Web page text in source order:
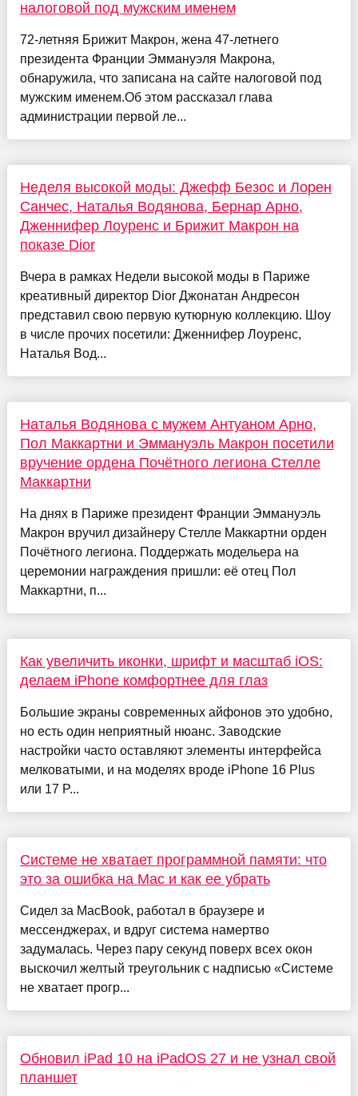
налоговой под мужским именем
72-летняя Брижит Макрон, жена 47-летнего
президента Франции Эммануэля Макрона,
обнаружила, что записана на сайте налоговой под
мужским именем.Об этом рассказал глава
администрации первой ле...
Неделя высокой моды: Джефф Безос и Лорен
Санчес, Наталья Водянова, Бернар Арно,
Дженнифер Лоуренс и Брижит Макрон на
показе Dior
Вчера в рамках Недели высокой моды в Париже
креативный директор Dior Джонатан Андресон
представил свою первую кутюрную коллекцию. Шоу
в числе прочих посетили: Дженнифер Лоуренс,
Наталья Вод...
Наталья Водянова с мужем Антуаном Арно,
Пол Маккартни и Эммануэль Макрон посетили
вручение ордена Почётного легиона Стелле
Маккартни
На днях в Париже президент Франции Эммануэль
Макрон вручил дизайнеру Стелле Маккартни орден
Почётного легиона. Поддержать модельера на
церемонии награждения пришли: её отец Пол
Маккартни, п...
Как увеличить иконки, шрифт и масштаб iOS:
делаем iPhone комфортнее для глаз
Большие экраны современных айфонов это удобно,
но есть один неприятный нюанс. Заводские
настройки часто оставляют элементы интерфейса
мелковатыми, и на моделях вроде iPhone 16 Plus
или 17 P...
Системе не хватает программной памяти: что
это за ошибка на Mac и как ее убрать
Сидел за MacBook, работал в браузере и
мессенджерах, и вдруг система намертво
задумалась. Через пару секунд поверх всех окон
выскочил желтый треугольник с надписью «Системе
не хватает прогр...
Обновил iPad 10 на iPadOS 27 и не узнал свой
планшет